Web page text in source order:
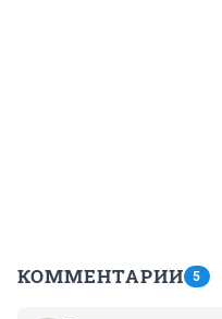
КОММЕНТАРИИ 5